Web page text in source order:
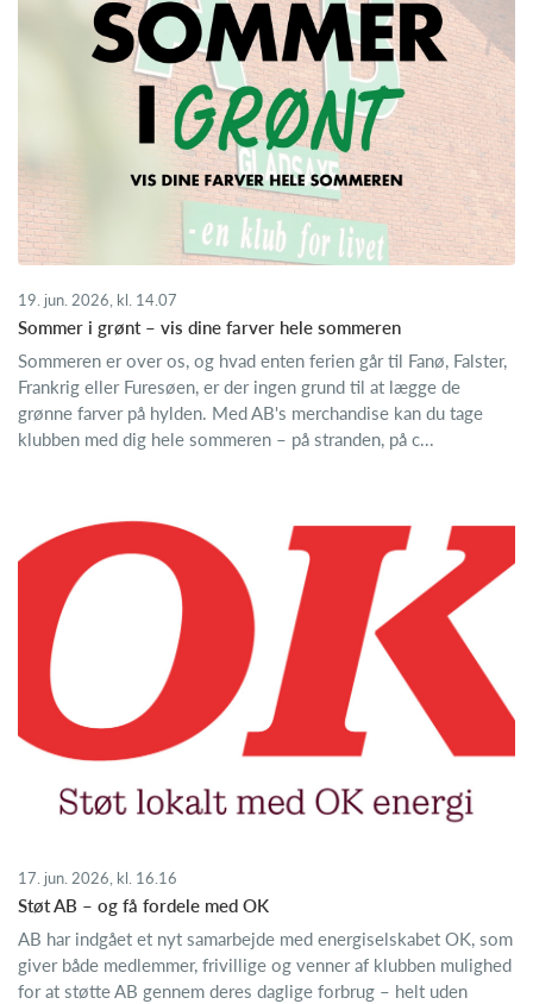
19. jun. 2026, kl. 14.07
Sommer i grønt – vis dine farver hele sommeren
Sommeren er over os, og hvad enten ferien går til Fanø, Falster,
Frankrig eller Furesøen, er der ingen grund til at lægge de
grønne farver på hylden. Med AB's merchandise kan du tage
klubben med dig hele sommeren – på stranden, på c...
17. jun. 2026, kl. 16.16
Støt AB – og få fordele med OK
AB har indgået et nyt samarbejde med energiselskabet OK, som
giver både medlemmer, frivillige og venner af klubben mulighed
for at støtte AB gennem deres daglige forbrug – helt uden